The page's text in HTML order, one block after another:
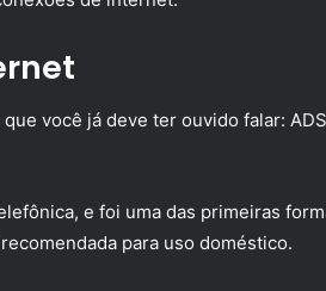
você já deve ter ouvido falar:
e foi uma das primeiras
para uso doméstico.